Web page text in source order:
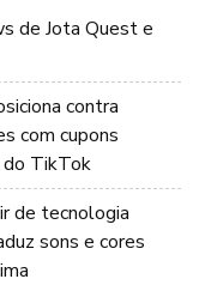
de Jota Quest e
contra
com cupons
TikTok
de tecnologia
sons e cores